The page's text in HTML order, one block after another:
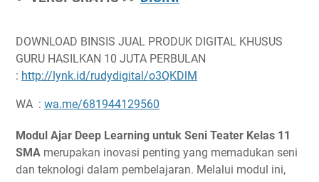
DOWNLOAD BINSIS JUAL PRODUK DIGITAL KHUSUS
GURU HASILKAN 10 JUTA PERBULAN
: http://lynk.id/rudydigital/o3QKDlM
WA : wa.me/681944129560
Modul Ajar Deep Learning untuk Seni Teater Kelas 11
SMA merupakan inovasi penting yang memadukan seni
dan teknologi dalam pembelajaran. Melalui modul ini,